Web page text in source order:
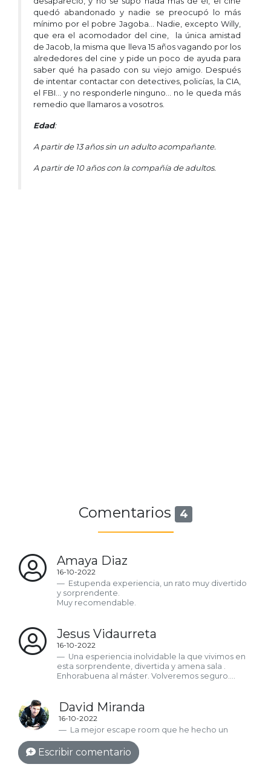
quedó abandonado y nadie se preocupó lo más
mínimo por el pobre Jagoba… Nadie, excepto Willy,
que era el acomodador del cine, la única amistad
de Jacob, la misma que lleva 15 años vagando por los
alrededores del cine y pide un poco de ayuda para
saber qué ha pasado con su viejo amigo. Después
de intentar contactar con detectives, policías, la CIA,
el FBI… y no responderle ninguno… no le queda más
remedio que llamaros a vosotros.
Edad:
A partir de 13 años sin un adulto acompañante.
A partir de 10 años con la compañía de adultos.
Comentarios 4
Amaya Diaz
16-10-2022
Estupenda experiencia, un rato muy divertido
y sorprendente.
Muy recomendable.
Jesus Vidaurreta
16-10-2022
Una esperiencia inolvidable la que vivimos en
esta sorprendente, divertida y amena sala .
Enhorabuena al máster. Volveremos seguro....
David Miranda
16-10-2022
La mejor escape room que he hecho un
nunca, es increíble, la ambientación
espectacular y asombrosa, y todo el juego muy
muy divertido, volveré seguro!
Escribir comentario